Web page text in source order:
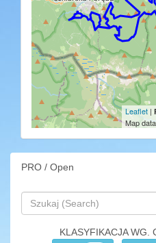
Leaflet |
Map
PRO / Open
KLASYFIKACJA WG.